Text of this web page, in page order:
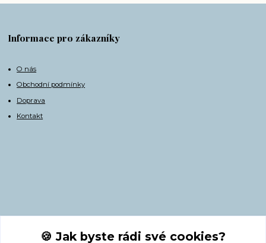
Informace pro zákazníky
O nás
Obchodní podmínky
Doprava
Kontakt
Kontakty🍪 Jak byste rádi své cookies?